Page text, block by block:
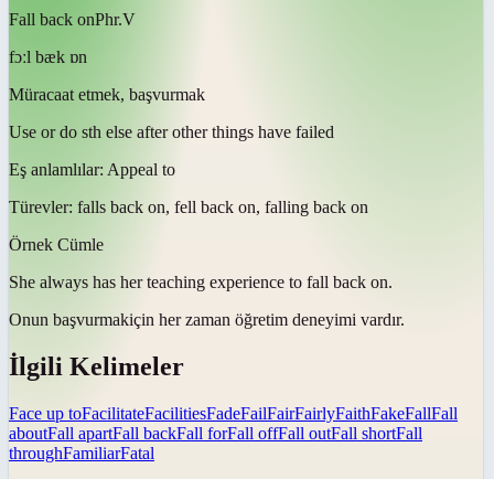
Fall back onPhr.V
fɔːl bæk ɒn
Müracaat etmek, başvurmak
Use or do sth else after other things have failed
Eş anlamlılar: Appeal to
Türevler: falls back on, fell back on, falling back on
Örnek Cümle
She always has her teaching experience to fall back on.
Onun başvurmakiçin her zaman öğretim deneyimi vardır.
İlgili Kelimeler
Face up toFacilitateFacilitiesFadeFailFairFairlyFaithFakeFallFall
aboutFall apartFall backFall forFall offFall outFall shortFall
throughFamiliarFatal